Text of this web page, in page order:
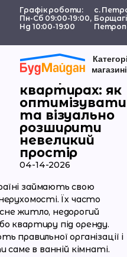
Графік роботи:
Пн-Сб 09:00-19:00,
Нд 10:00-19:00
с.
Скло для душу
в смарт-
квартирах: як
оптимізувати
та візуально
розширити
невеликий
простір
04-14-2026
займають свою
Їх часто
житло, недорогий
квартиру під оренду.
правильної організації і
саме в ванній кімнаті.